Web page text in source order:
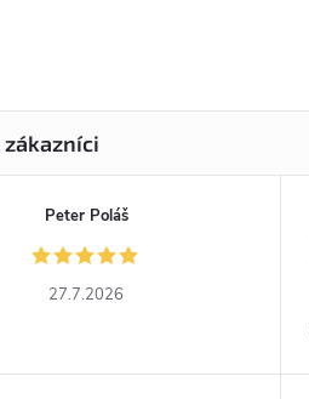
Peter Poláš
27.7.2026